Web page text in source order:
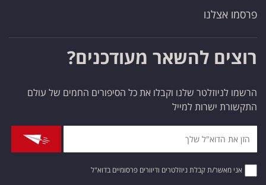
פרסמו אצלנו
רוצים להשאר מעודכנים?
הרשמו לניוזלטר שלנו וקבלו את כל הסיפורים החמים של עולם
התקשורת ישרות למייל
אני מאשר/ת קבלת ניוזלטרים ודיוורים פרסומיים בדוא"ל